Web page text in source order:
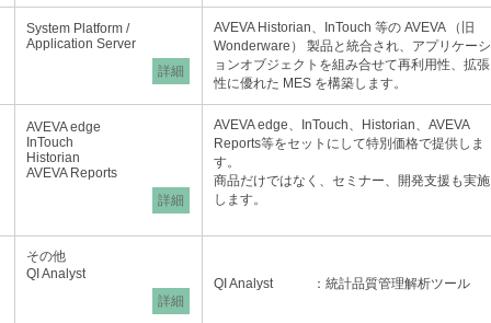
System Platform /
Application Server
詳細
AVEVA Historian、InTouch 等の AVEVA （旧
Wonderware） 製品と統合され、アプリケーシ
ョンオブジェクトを組み合せて再利用性、拡張
性に優れた MES を構築します。
AVEVA edge
InTouch
Historian
AVEVA Reports
詳細
AVEVA edge、InTouch、Historian、AVEVA
Reports等をセットにして特別価格で提供しま
す。
商品だけではなく、セミナー、開発支援も実施
します。
その他
QI Analyst
詳細
QI Analyst ：統計品質管理解析ツール